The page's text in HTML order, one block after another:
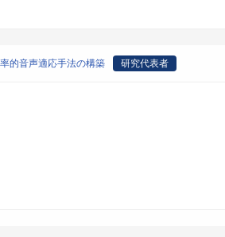
的音声適応手法の構築 研究代表者